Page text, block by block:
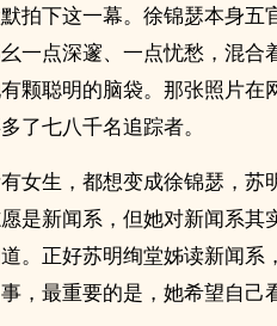
拍下这一幕。徐锦瑟本身五
一点深邃、一点忧愁，混合
颗聪明的脑袋。那张照片在
了七八千名追踪者。
女生，都想变成徐锦瑟，苏
是新闻系，但她对新闻系
。正好苏明绚堂姊读新闻
，最重要的是，她希望自己